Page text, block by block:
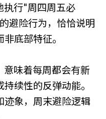
执行"周四周五必
避险行为，恰恰说明
底部特征。
味着每周都会有新
续性的反弹动能。
迹象，周末避险逻辑